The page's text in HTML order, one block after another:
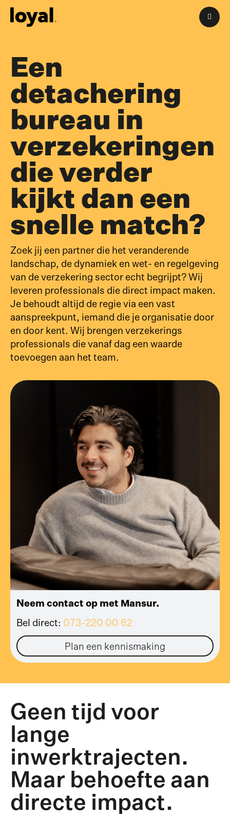
Een
detachering
bureau in
verzekeringen
die verder
kijkt dan een
snelle match?
Zoek jij een partner die het veranderende
landschap, de dynamiek en wet- en regelgeving
van de verzekering sector echt begrijpt? Wij
leveren professionals die direct impact maken.
Je behoudt altijd de regie via een vast
aanspreekpunt, iemand die je organisatie door
en door kent. Wij brengen verzekerings
professionals die vanaf dag een waarde
toevoegen aan het team.
Neem contact op met Mansur.
Bel direct: 073-220 00 62
Plan een kennismaking
Geen tijd voor
lange
inwerktrajecten.
Maar behoefte aan
directe impact.